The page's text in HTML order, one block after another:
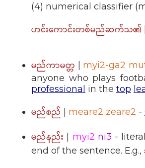
(4) numerical classifier
ဟင်းကောင်းတစ်မည်ဆက်သ၏ |
မည်ကာမတ္တ | myi2-ga2
anyone who plays
professional in the top
မည်စည် | meare2 zeare2 -
မည်နည်း | myi2 ni3 -
end of the sentence. E.g.,